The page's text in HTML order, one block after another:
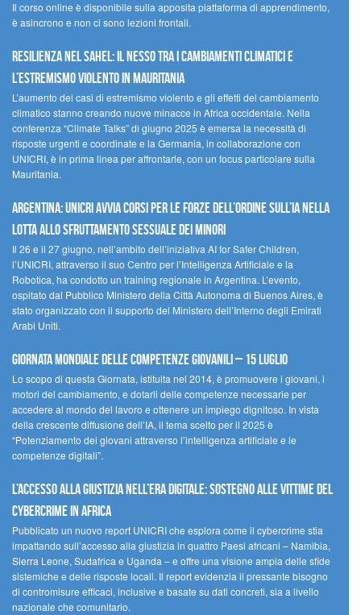
Il corso online è disponibile sulla apposita piattaforma di apprendimento,
è asincrono e non ci sono lezioni frontali.
Resilienza nel Sahel: il nesso tra i cambiamenti climatici e
l’estremismo violento in Mauritania
L’aumento dei casi di estremismo violento e gli effetti del cambiamento
climatico stanno creando nuove minacce in Africa occidentale. Nella
conferenza “Climate Talks” di giugno 2025 è emersa la necessità di
risposte urgenti e coordinate e la Germania, in collaborazione con
UNICRI, è in prima linea per affrontarle, con un focus particolare sulla
Mauritania.
Argentina: UNICRI avvia corsi per le forze dell’ordine sull’IA nella
lotta allo sfruttamento sessuale dei minori
Il 26 e il 27 giugno, nell’ambito dell’iniziativa AI for Safer Children,
l’UNICRI, attraverso il suo Centro per l’Intelligenza Artificiale e la
Robotica, ha condotto un training regionale in Argentina. L’evento,
ospitato dal Pubblico Ministero della Città Autonoma di Buenos Aires, è
stato organizzato con il supporto del Ministero dell’Interno degli Emirati
Arabi Uniti.
Giornata Mondiale delle Competenze Giovanili – 15 luglio
Lo scopo di questa Giornata, istituita nel 2014, è promuovere i giovani, i
motori del cambiamento, e dotarli delle competenze necessarie per
accedere al mondo del lavoro e ottenere un impiego dignitoso. In vista
della crescente diffusione dell’IA, il tema scelto per il 2025 è
“Potenziamento dei giovani attraverso l’intelligenza artificiale e le
competenze digitali”.
L’accesso alla giustizia nell’era digitale: sostegno alle vittime del
cybercrime in Africa
Pubblicato un nuovo report UNICRI che esplora come il cybercrime stia
impattando sull’accesso alla giustizia in quattro Paesi africani – Namibia,
Sierra Leone, Sudafrica e Uganda – e offre una visione ampia delle sfide
sistemiche e delle risposte locali. Il report evidenzia il pressante bisogno
di contromisure efficaci, inclusive e basate su dati concreti, sia a livello
nazionale che comunitario.